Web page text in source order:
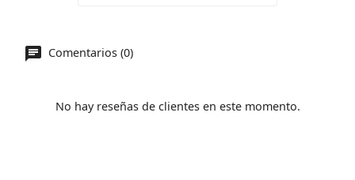
Comentarios (0)
No hay reseñas de clientes en este momento.